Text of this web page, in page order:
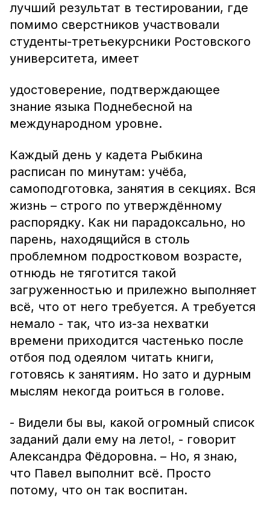
лучший результат в тестировании, где
помимо сверстников участвовали
студенты-третьекурсники Ростовского
университета, имеет
удостоверение, подтверждающее
знание языка Поднебесной на
международном уровне.
Каждый день у кадета Рыбкина
расписан по минутам: учёба,
самоподготовка, занятия в секциях. Вся
жизнь – строго по утверждённому
распорядку. Как ни парадоксально, но
парень, находящийся в столь
проблемном подростковом возрасте,
отнюдь не тяготится такой
загруженностью и прилежно выполняет
всё, что от него требуется. А требуется
немало - так, что из-за нехватки
времени приходится частенько после
отбоя под одеялом читать книги,
готовясь к занятиям. Но зато и дурным
мыслям некогда роиться в голове.
- Видели бы вы, какой огромный список
заданий дали ему на лето!, - говорит
Александра Фёдоровна. – Но, я знаю,
что Павел выполнит всё. Просто
потому, что он так воспитан.